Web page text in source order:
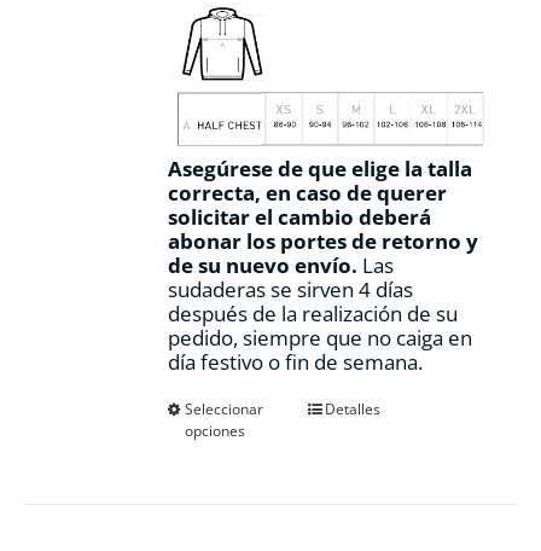
Asegúrese de que elige la talla
correcta, en caso de querer
solicitar el cambio deberá
abonar los portes de retorno y
de su nuevo envío. Las
sudaderas se sirven 4 días
después de la realización de su
pedido, siempre que no caiga en
día festivo o fin de semana.
Seleccionar
opciones
EsteDetalles